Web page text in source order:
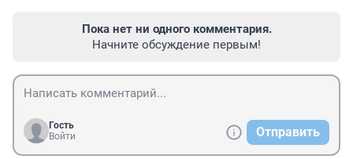
Пока нет ни одного комментария.
Начните обсуждение первым!
Гость
Войти
Отправить